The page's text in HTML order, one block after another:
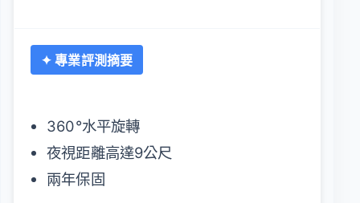
✦ 專業評測摘要
360°水平旋轉
夜視距離高達9公尺
兩年保固